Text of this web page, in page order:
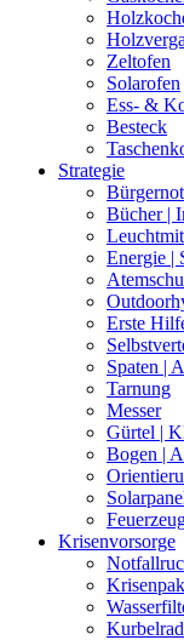
Zeltofen
Solarofen
Ess- &
Besteck
Strategie
Bücher |
Energie |
Erste
Spaten |
Tarnung
Messer
Gürtel |
Bogen |
Krisenvorsorge